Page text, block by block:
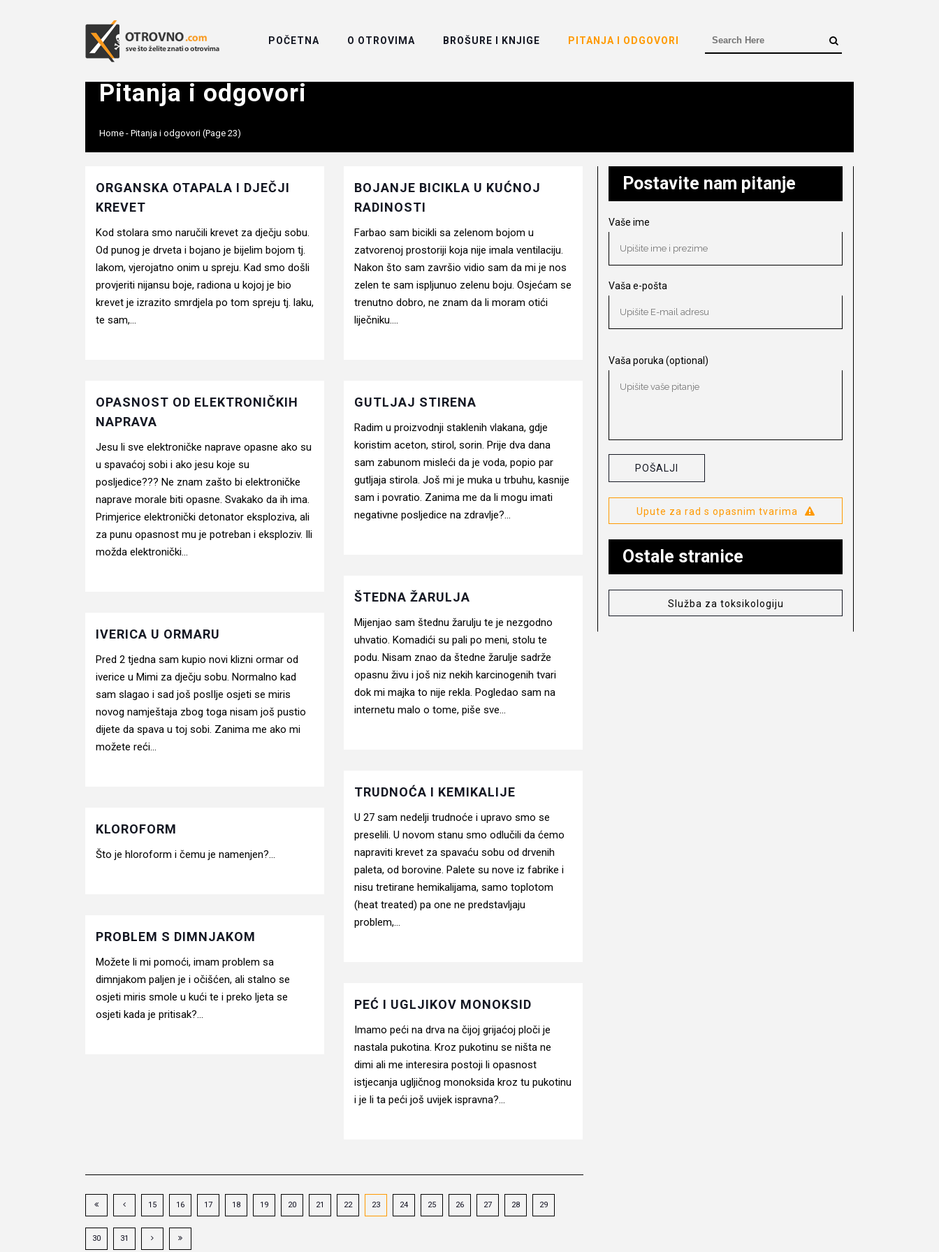
POČETNA O OTROVIMA BROŠURE I KNJIGE PITANJA I ODGOVORI
Pitanja i odgovori
Home - Pitanja i odgovori (Page 23)
ORGANSKA OTAPALA I DJEČJI
KREVET
Kod stolara smo naručili krevet za dječju sobu.
Od punog je drveta i bojano je bijelim bojom tj.
lakom, vjerojatno onim u spreju. Kad smo došli
provjeriti nijansu boje, radiona u kojoj je bio
krevet je izrazito smrdjela po tom spreju tj. laku,
te sam,...
BOJANJE BICIKLA U KUĆNOJ
RADINOSTI
Farbao sam bicikli sa zelenom bojom u
zatvorenoj prostoriji koja nije imala ventilaciju.
Nakon što sam završio vidio sam da mi je nos
zelen te sam ispljunuo zelenu boju. Osjećam se
trenutno dobro, ne znam da li moram otići
liječniku....
OPASNOST OD ELEKTRONIČKIH
NAPRAVA
Jesu li sve elektroničke naprave opasne ako su
u spavaćoj sobi i ako jesu koje su
posljedice??? Ne znam zašto bi elektroničke
naprave morale biti opasne. Svakako da ih ima.
Primjerice elektronički detonator eksploziva, ali
za punu opasnost mu je potreban i eksploziv. Ili
možda elektronički...
GUTLJAJ STIRENA
Radim u proizvodnji staklenih vlakana, gdje
koristim aceton, stirol, sorin. Prije dva dana
sam zabunom misleći da je voda, popio par
gutljaja stirola. Još mi je muka u trbuhu, kasnije
sam i povratio. Zanima me da li mogu imati
negativne posljedice na zdravlje?...
ŠTEDNA ŽARULJA
Mijenjao sam štednu žarulju te je nezgodno
uhvatio. Komadići su pali po meni, stolu te
podu. Nisam znao da štedne žarulje sadrže
opasnu živu i još niz nekih karcinogenih tvari
dok mi majka to nije rekla. Pogledao sam na
internetu malo o tome, piše sve...
IVERICA U ORMARU
Pred 2 tjedna sam kupio novi klizni ormar od
iverice u Mimi za dječju sobu. Normalno kad
sam slagao i sad još poslIje osjeti se miris
novog namještaja zbog toga nisam još pustio
dijete da spava u toj sobi. Zanima me ako mi
možete reći...
TRUDNOĆA I KEMIKALIJE
U 27 sam nedelji trudnoće i upravo smo se
preselili. U novom stanu smo odlučili da ćemo
napraviti krevet za spavaću sobu od drvenih
paleta, od borovine. Palete su nove iz fabrike i
nisu tretirane hemikalijama, samo toplotom
(heat treated) pa one ne predstavljaju
problem,...
KLOROFORM
Što je hloroform i čemu je namenjen?...
PROBLEM S DIMNJAKOM
Možete li mi pomoći, imam problem sa
dimnjakom paljen je i očišćen, ali stalno se
osjeti miris smole u kući te i preko ljeta se
osjeti kada je pritisak?...
PEĆ I UGLJIKOV MONOKSID
Imamo peći na drva na čijoj grijaćoj ploči je
nastala pukotina. Kroz pukotinu se ništa ne
dimi ali me interesira postoji li opasnost
istjecanja ugljičnog monoksida kroz tu pukotinu
i je li ta peći još uvijek ispravna?...
15 16 17 18 19 20 21 22 23 24 25 26 27 28 29
30 31
Postavite nam pitanje
Vaše ime
Vaša e-pošta
Vaša poruka (optional)
Upute za rad s opasnim tvarima
Ostale stranice
Služba za toksikologiju